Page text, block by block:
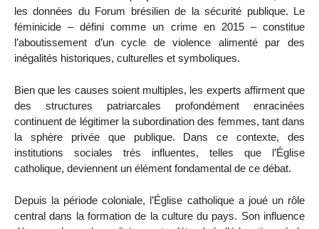
les données du Forum brésilien de la sécurité publique. Le
féminicide – défini comme un crime en 2015 – constitue
l’aboutissement d’un cycle de violence alimenté par des
inégalités historiques, culturelles et symboliques.
Bien que les causes soient multiples, les experts affirment que
des structures patriarcales profondément enracinées
continuent de légitimer la subordination des femmes, tant dans
la sphère privée que publique. Dans ce contexte, des
institutions sociales très influentes, telles que l’Église
catholique, deviennent un élément fondamental de ce débat.
Depuis la période coloniale, l’Église catholique a joué un rôle
central dans la formation de la culture du pays. Son influence